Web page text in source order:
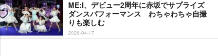
ME:I、デビュー2周年に赤坂でサプライズ
ダンスパフォーマンス わちゃわちゃ自撮
りも楽しむ
2026-04-17